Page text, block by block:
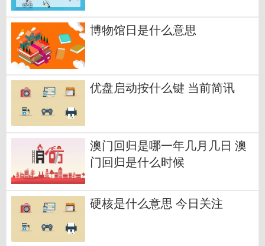
博物馆日是什么意思
优盘启动按什么键 当前简讯
澳门回归是哪一年几月几日 澳
门回归是什么时候
硬核是什么意思 今日关注